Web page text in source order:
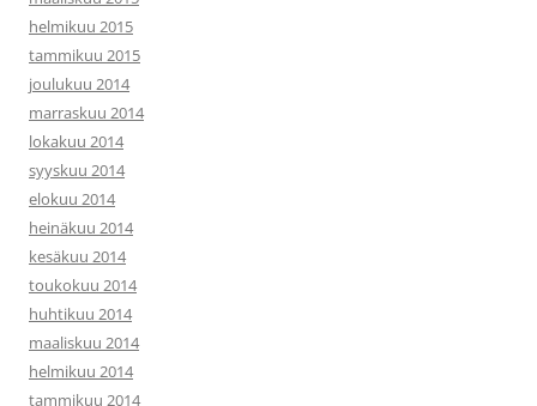
helmikuu 2015
tammikuu 2015
joulukuu 2014
marraskuu 2014
lokakuu 2014
syyskuu 2014
elokuu 2014
heinäkuu 2014
kesäkuu 2014
toukokuu 2014
huhtikuu 2014
maaliskuu 2014
helmikuu 2014
tammikuu 2014